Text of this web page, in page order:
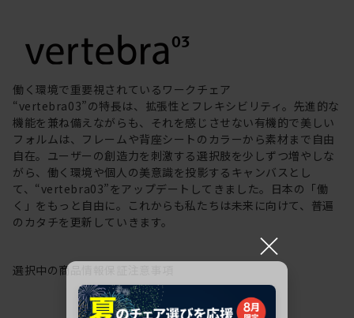
働く環境で重要視されているワークチェア
“vertebra03”の特長は、拡張性とフレキシビリティ。先進的な
機能を兼ね備えながらも、それを感じさせない有機的で美しい
フォルムは、フレームや背座シートのカラーから素材まで自由
自在。ユーザーの創造力を刺激する選択肢を少しずつ増やしな
がら、働く環境や個人の美意識を投影するキャンバスとし
て、“vertebra03”をアップデートしてきました。日本の「働
く」をもっと自由に。これからも私たちは未来に向けて、普遍
のカタチを更新していきます。
選択中の商品情報
×